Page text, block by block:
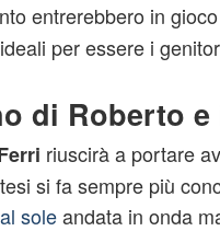
entrerebbero in
per essere i
di Roberto
riuscirà a portare
si fa sempre più
soleandata in onda